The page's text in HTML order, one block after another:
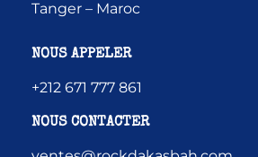
Tanger – Maroc
NOUS APPELER
+212 671 777 861
NOUS CONTACTER